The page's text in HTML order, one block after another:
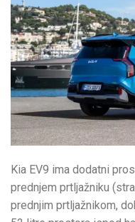
Kia EV9 ima dodatni
prednjem prtljažniku
prednjim prtljažnikom,